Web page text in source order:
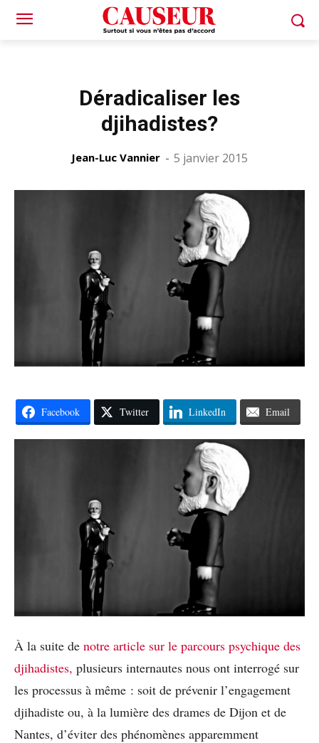
Déradicaliser les
djihadistes?
Jean-Luc Vannier - 5 janvier 2015
Facebook Twitter LinkedIn Email
À la suite de notre article sur le parcours psychique des
djihadistes, plusieurs internautes nous ont interrogé sur
les processus à même : soit de prévenir l’engagement
djihadiste ou, à la lumière des drames de Dijon et de
Nantes, d’éviter des phénomènes apparemment